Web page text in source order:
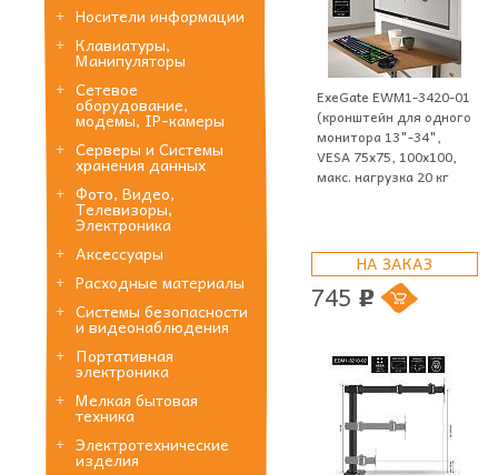
Носители информации
Клавиатуры,
Манипуляторы
Сетевое
оборудование,
модемы, IP-камеры
Серверы и Системы
хранения данных
Фото, Видео,
Телевизоры,
Электроника
Аксессуары
Расходные материалы
Системы безопасности
и видеонаблюдения
Портативная
электроника
Мелкая бытовая
техника
Электротехнические
изделия
ExeGate EWM1-3420-01
(кронштейн для одного
монитора 13"-34",
VESA 75x75, 100x100,
макс. нагрузка 20 кг
НА ЗАКАЗ
745 p